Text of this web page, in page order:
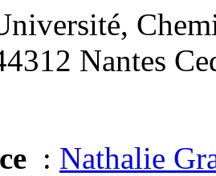
Nantes
: Nathalie